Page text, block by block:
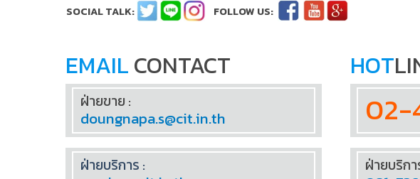
EMAILCONTACT
ฝ่ายขาย :
doungnapa.s@cit.in.th
ฝ่ายบริการ :
HOT
02-
ฝ่ายบริกา